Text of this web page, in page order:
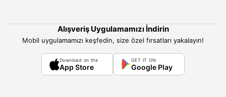
Alışveriş Uygulamamızı İndirin
Mobil uygulamamızı keşfedin, size özel fırsatları yakalayın!
Download on the
App Store
GET IT ON
Google Play